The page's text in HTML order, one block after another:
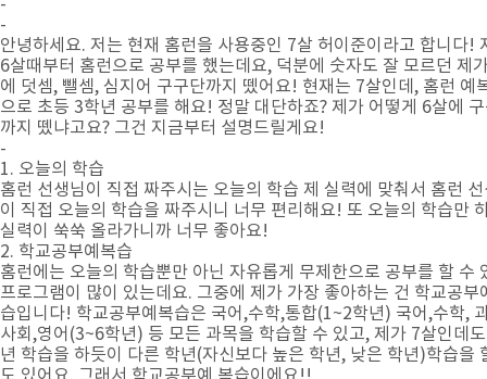
-
-
안녕하세요. 저는 현재 홈런을 사용중인 7살 허이준이라고 합니다!
6살때부터 홈런으로 공부를 했는데요, 덕분에 숫자도 잘 모르던 제
에 덧셈, 뺄셈, 심지어 구구단까지 뗐어요! 현재는 7살인데, 홈런 예
으로 초등 3학년 공부를 해요! 정말 대단하죠? 제가 어떻게 6살에
까지 뗐냐고요? 그건 지금부터 설명드릴게요!
-
1. 오늘의 학습
홈런 선생님이 직접 짜주시는 오늘의 학습 제 실력에 맞춰서 홈런
이 직접 오늘의 학습을 짜주시니 너무 편리해요! 또 오늘의 학습만
실력이 쑥쑥 올라가니까 너무 좋아요!
2. 학교공부예복습
홈런에는 오늘의 학습뿐만 아닌 자유롭게 무제한으로 공부를 할 수
프로그램이 많이 있는데요. 그중에 제가 가장 좋아하는 건 학교공부
습입니다! 학교공부예복습은 국어,수학,통합(1~2학년) 국어,수학,
사회,영어(3~6학년) 등 모든 과목을 학습할 수 있고, 제가 7살인데
년 학습을 하듯이 다른 학년(자신보다 높은 학년, 낮은 학년)학습을